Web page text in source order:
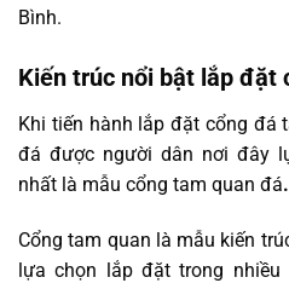
Bình.
Kiến trúc nổi bật lắp đặt
Khi tiến hành lắp đặt cổng đá
đá được người dân nơi đây
nhất là mẫu cổng tam quan đá.
Cổng tam quan là mẫu kiến
lựa chọn lắp đặt trong